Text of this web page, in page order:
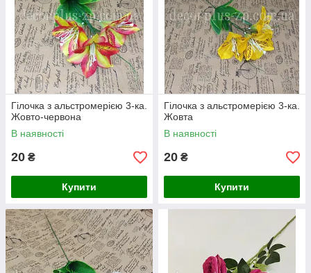
Гілочка з альстромерією 3-ка.
Жовто-червона
В наявності
20 ₴
Купити
Гілочка з альстромерією 3-ка.
Жовта
В наявності
20 ₴
Купити